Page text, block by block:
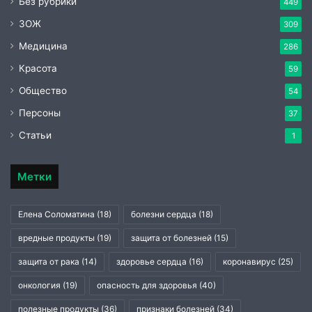
449
ЗОЖ 309
Медицина 286
Красота 59
Общество 54
Персоны 37
Статьи 1
Метки
Елена Соломатина (18) болезни сердца (18)
вредные продукты (19) защита от болезней (15)
защита от рака (14) здоровье сердца (16) коронавирус (25)
онкология (19) опасность для здоровья (40)
полезные продукты (36) признаки болезней (34)